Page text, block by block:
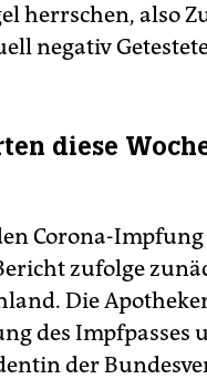
herrschen, also
negativ
diese
Corona-
zufolge
Die
des Impfpasses
der